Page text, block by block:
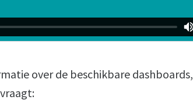
over de beschikbare dashboards,